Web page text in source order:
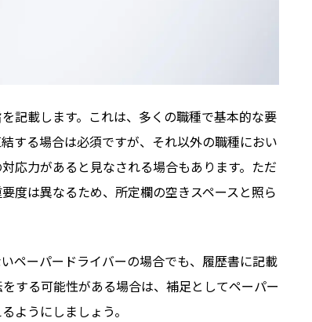
記載します。これは、多くの職種で基本的な要
する場合は必須ですが、それ以外の職種におい
応力があると見なされる場合もあります。ただ
度は異なるため、所定欄の空きスペースと照ら
ペーパードライバーの場合でも、履歴書に記載
する可能性がある場合は、補足としてペーパー
ようにしましょう。